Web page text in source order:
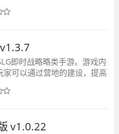
即时战略略类手游。游戏内
可以通过营地的建设，提高
，玩家可以通过英雄特性来
v1.0.22